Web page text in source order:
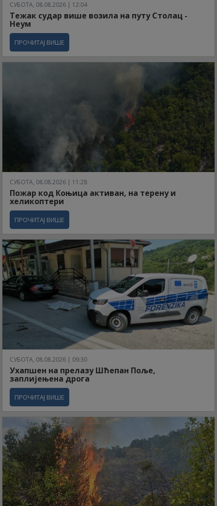
СУБОТА, 08.08.2026 | 12:04
Тежак судар више возила на путу Столац -
Неум
ПРОЧИТАЈ ВИШЕ
СУБОТА, 08.08.2026 | 11:28
Пожар код Коњица активан, на терену и
хеликоптери
ПРОЧИТАЈ ВИШЕ
СУБОТА, 08.08.2026 | 09:30
Ухапшен на прелазу Шћепан Поље,
заплијењена дрога
ПРОЧИТАЈ ВИШЕ